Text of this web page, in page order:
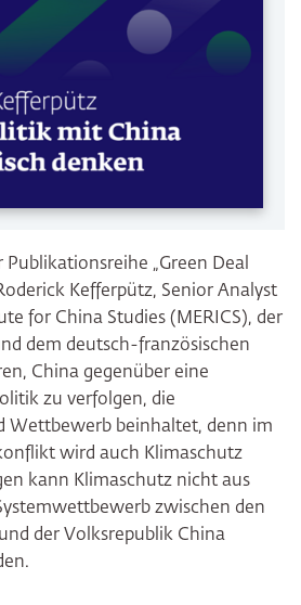
„Green Deal
Kefferpütz, Senior Analyst
for China Studies (MERICS), der
dem deutsch-französischen
China gegenüber eine
zu verfolgen, die
Wettbewerb beinhaltet, denn im
wird auch Klimaschutz
kann Klimaschutz nicht aus
zwischen den
der Volksrepublik China